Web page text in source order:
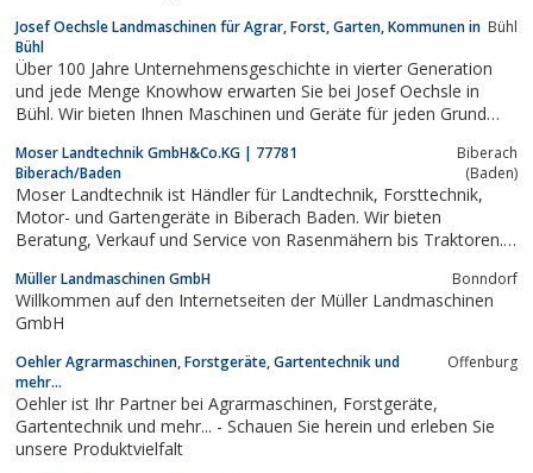
Weinbau Ort Königschaffhausen
Josef Oechsle Landmaschinen für Agrar, Forst, Garten, Kommunen in
Bühl
Bühl
Über 100 Jahre Unternehmensgeschichte in vierter Generation
und jede Menge Knowhow erwarten Sie bei Josef Oechsle in
Bühl. Wir bieten Ihnen Maschinen und Geräte für jeden Grund
Gartenbesitzer.
Moser Landtechnik GmbH&Co.KG | 77781
Biberach/Baden
Biberach
(Baden)
Moser Landtechnik ist Händler für Landtechnik, Forsttechnik,
Motor- und Gartengeräte in Biberach Baden. Wir bieten
Beratung, Verkauf und Service von Rasenmähern bis Traktoren.
Müller Landmaschinen GmbH Bonndorf
Willkommen auf den Internetseiten der Müller Landmaschinen
GmbH
Oehler Agrarmaschinen, Forstgeräte, Gartentechnik und
mehr...
Offenburg
Oehler ist Ihr Partner bei Agrarmaschinen, Forstgeräte,
Gartentechnik und mehr... - Schauen Sie herein und erleben Sie
unsere Produktvielfalt